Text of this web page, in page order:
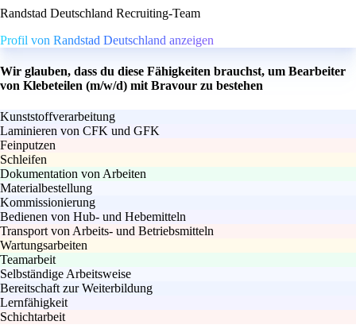
Randstad Deutschland Recruiting-Team
Profil von Randstad Deutschland anzeigen
Wir glauben, dass du diese Fähigkeiten brauchst, um Bearbeiter
von Klebeteilen (m/w/d) mit Bravour zu bestehen
Kunststoffverarbeitung
Laminieren von CFK und GFK
Feinputzen
Schleifen
Dokumentation von Arbeiten
Materialbestellung
Kommissionierung
Bedienen von Hub- und Hebemitteln
Transport von Arbeits- und Betriebsmitteln
Wartungsarbeiten
Teamarbeit
Selbständige Arbeitsweise
Bereitschaft zur Weiterbildung
Lernfähigkeit
Schichtarbeit